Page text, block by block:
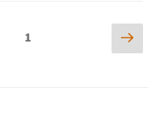
Seite1